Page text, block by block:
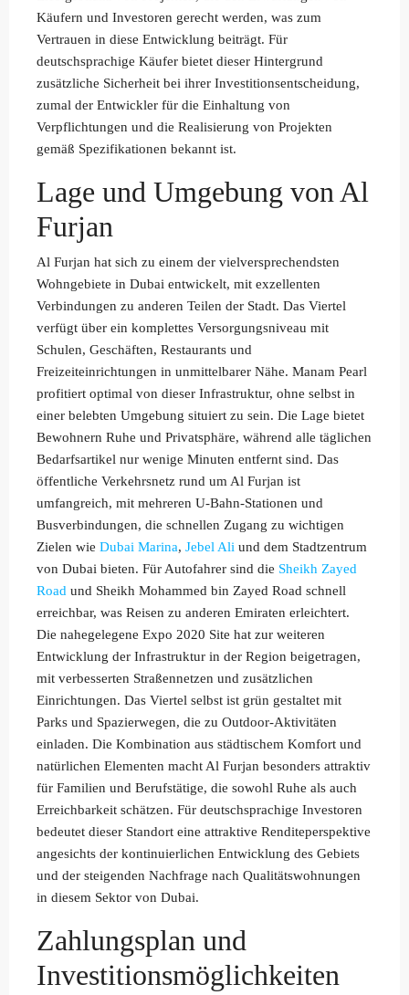
Käufern und Investoren gerecht werden, was zum
Vertrauen in diese Entwicklung beiträgt. Für
deutschsprachige Käufer bietet dieser Hintergrund
zusätzliche Sicherheit bei ihrer Investitionsentscheidung,
zumal der Entwickler für die Einhaltung von
Verpflichtungen und die Realisierung von Projekten
gemäß Spezifikationen bekannt ist.
Lage und Umgebung von Al
Furjan
Al Furjan hat sich zu einem der vielversprechendsten
Wohngebiete in Dubai entwickelt, mit exzellenten
Verbindungen zu anderen Teilen der Stadt. Das Viertel
verfügt über ein komplettes Versorgungsniveau mit
Schulen, Geschäften, Restaurants und
Freizeiteinrichtungen in unmittelbarer Nähe. Manam Pearl
profitiert optimal von dieser Infrastruktur, ohne selbst in
einer belebten Umgebung situiert zu sein. Die Lage bietet
Bewohnern Ruhe und Privatsphäre, während alle täglichen
Bedarfsartikel nur wenige Minuten entfernt sind. Das
öffentliche Verkehrsnetz rund um Al Furjan ist
umfangreich, mit mehreren U-Bahn-Stationen und
Busverbindungen, die schnellen Zugang zu wichtigen
Zielen wie Dubai Marina, Jebel Ali und dem Stadtzentrum
von Dubai bieten. Für Autofahrer sind die Sheikh Zayed
Road und Sheikh Mohammed bin Zayed Road schnell
erreichbar, was Reisen zu anderen Emiraten erleichtert.
Die nahegelegene Expo 2020 Site hat zur weiteren
Entwicklung der Infrastruktur in der Region beigetragen,
mit verbesserten Straßennetzen und zusätzlichen
Einrichtungen. Das Viertel selbst ist grün gestaltet mit
Parks und Spazierwegen, die zu Outdoor-Aktivitäten
einladen. Die Kombination aus städtischem Komfort und
natürlichen Elementen macht Al Furjan besonders attraktiv
für Familien und Berufstätige, die sowohl Ruhe als auch
Erreichbarkeit schätzen. Für deutschsprachige Investoren
bedeutet dieser Standort eine attraktive Renditeperspektive
angesichts der kontinuierlichen Entwicklung des Gebiets
und der steigenden Nachfrage nach Qualitätswohnungen
in diesem Sektor von Dubai.
Zahlungsplan und
Investitionsmöglichkeiten